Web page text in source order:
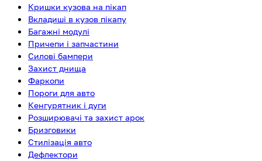
Кришки кузова на пікап
Вкладиші в кузов пікапу
Багажні модулі
Причепи і запчастини
Силові бампери
Захист днища
Фаркопи
Пороги для авто
Кенгурятник і дуги
Розширювачі та захист арок
Бризговики
Стилізація авто
Дефлектори